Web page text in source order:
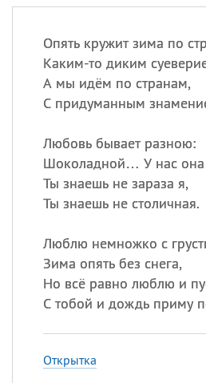
Опять кружит зима по
Каким-то диким
А мы идём по странам,
С придуманным
Любовь бывает разною:
Шоколадной… У нас она
Ты знаешь не зараза я,
Ты знаешь не столичная.
Люблю немножко с
Зима опять без снега,
Но всё равно люблю и
С тобой и дождь приму
Открытка